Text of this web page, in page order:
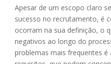
Apesar de um escopo claro
sucesso no recrutamento, é
ocorram na sua definição, o
negativos ao longo do
problemas mais frequentes é